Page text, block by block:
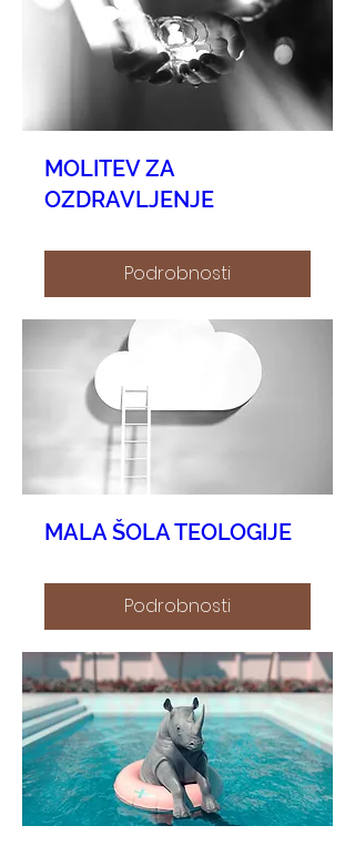
MOLITEV ZA
OZDRAVLJENJE
Podrobnosti
MALA ŠOLA TEOLOGIJE
Podrobnosti